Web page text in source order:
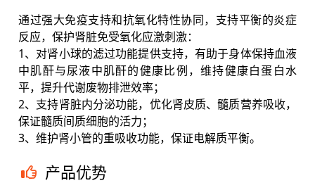
通过强大免疫支持和抗氧化特性协同，支持平衡的炎症
反应，保护肾脏免受氧化应激刺激：
1、对肾小球的滤过功能提供支持，有助于身体保持血液
中肌酐与尿液中肌酐的健康比例，维持健康白蛋白水
平，提升代谢废物排泄效率；
2、支持肾脏内分泌功能，优化肾皮质、髓质营养吸收，
保证髓质间质细胞的活力；
3、维护肾小管的重吸收功能，保证电解质平衡。
产品优势